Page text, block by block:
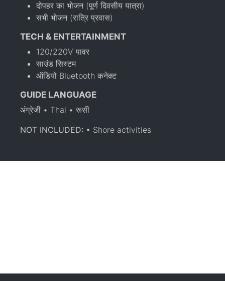
दोपहर का भोजन (पूर्ण दिवसीय यात्रा)
सभी भोजन (रात्रि प्रवास)
TECH & ENTERTAINMENT
120/220V पावर
साउंड सिस्टम
ऑडियो Bluetooth कनेक्ट
GUIDE LANGUAGE
अंग्रेजी • Thai • रूसी
NOT INCLUDED: • Shore activities